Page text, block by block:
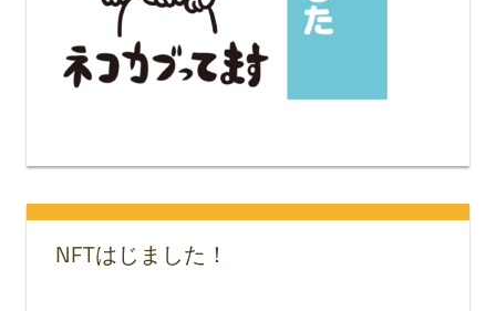
NFTはじました！